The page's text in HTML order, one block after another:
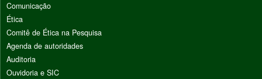
Comunicação
Ética
Comitê de Ética na Pesquisa
Agenda de autoridades
Auditoria
Ouvidoria e SIC